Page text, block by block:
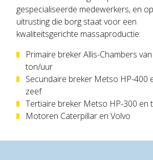
gespecialiseerde medewerkers, en
uitrusting die borg staat voor een
kwaliteitsgerichte massaproductie:
Primaire breker Allis-Chambers
ton/uur
Secundaire breker Metso HP-400
zeef
Tertiaire breker Metso HP-300 en
Motoren Caterpillar en Volvo